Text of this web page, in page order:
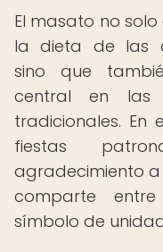
El masato no
la dieta de las
sino que
central en las
tradicionales. En
fiestas
agradecimiento
comparte
símbolo de